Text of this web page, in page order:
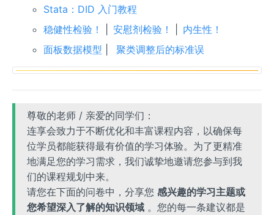
Stata：DID 入门教程
稳健性检验！
|安慰剂检验！
内生性！
面板数据模型 |聚类调整后的标准误
尊敬的老师 / 亲爱的同学们：
连享会致力于不断优化和丰富课程内容，以确保每
位学员都能获得最有价值的学习体验。为了更精准
地满足您的学习需求，我们诚挚地邀请您参与到我
们的课程规划中来。
请您在下面的问卷中，分享您感兴趣的学习主题或
您希望深入了解的知识领域 。您的每一条建议都是